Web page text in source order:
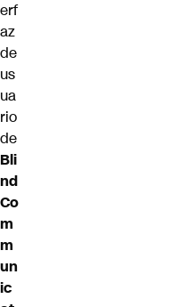
erf
az
de
us
ua
rio
de
Bli
nd
Co
m
m
un
ic